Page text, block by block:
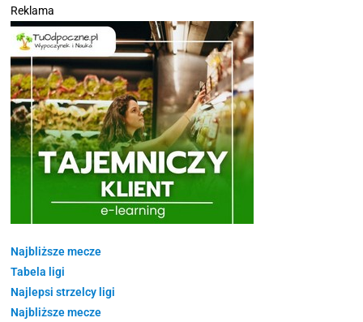
Reklama
Najbliższe mecze
Tabela ligi
Najlepsi strzelcy ligi
Najbliższe mecze